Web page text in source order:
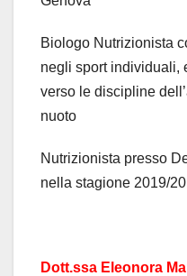
Biologo Nutrizionista
negli sport individuali,
verso le discipline
nuoto
Nutrizionista presso
nella stagione 2019/20
Dott.ssa Eleonora